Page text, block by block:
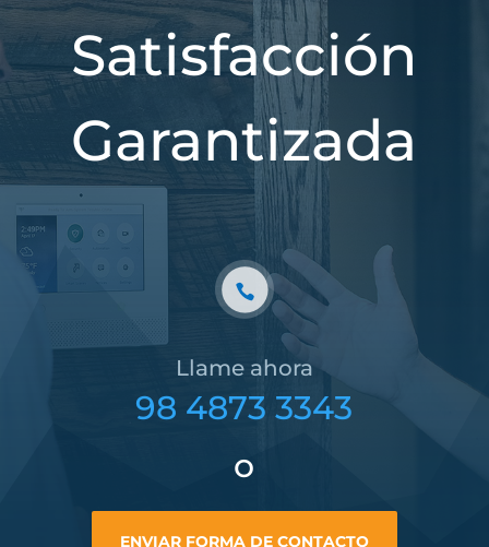
Satisfacción
Garantizada
Llame ahora
98 4873 3343
o
ENVIAR FORMA DE CONTACTO